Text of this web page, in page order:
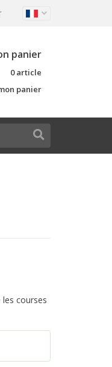
panier
0 article
panier
courses